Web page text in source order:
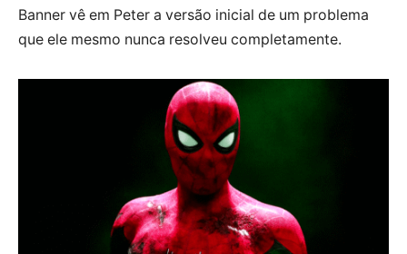
Banner vê em Peter a versão inicial de um problema
que ele mesmo nunca resolveu completamente.